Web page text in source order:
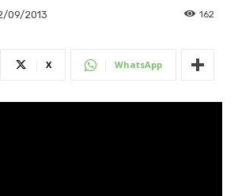
09/2013 162
X WhatsApp